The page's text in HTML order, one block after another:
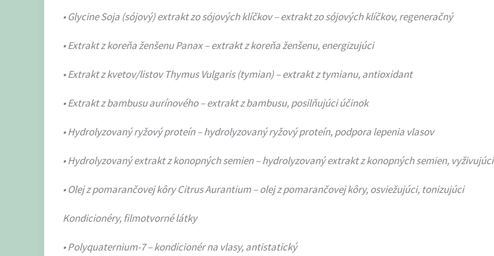
• Glycine Soja (sójový) extrakt zo sójových klíčkov – extrakt zo sójových klíčkov, regeneračný
• Extrakt z koreňa ženšenu Panax – extrakt z koreňa ženšenu, energizujúci
• Extrakt z kvetov/listov Thymus Vulgaris (tymian) – extrakt z tymianu, antioxidant
• Extrakt z bambusu aurínového – extrakt z bambusu, posilňujúci účinok
• Hydrolyzovaný ryžový proteín – hydrolyzovaný ryžový proteín, podpora lepenia vlasov
• Hydrolyzovaný extrakt z konopných semien – hydrolyzovaný extrakt z konopných semien, vyživujúci
• Olej z pomarančovej kôry Citrus Aurantium – olej z pomarančovej kôry, osviežujúci, tonizujúci
Kondicionéry, filmotvorné látky
• Polyquaternium-7 – kondicionér na vlasy, antistatický